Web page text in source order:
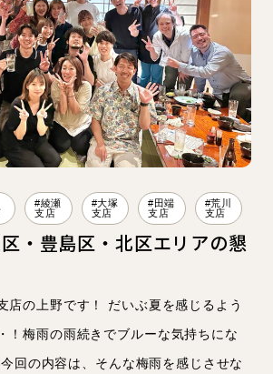
人事
ログ
イベント
#綾瀬
支店
#大塚
支店
#田端
支店
#荒川
支店
・豊島区・北区エリアの懇
店の上野です！ だいぶ夏を感じるよう
！梅雨の雨続きでブルーな気持ちにな
回の内容は、そんな梅雨を感じさせな